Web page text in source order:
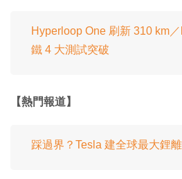
Hyperloop One 刷新 310 km
鐵 4 大測試突破
【熱門報道】
踩過界？Tesla 建全球最大鋰